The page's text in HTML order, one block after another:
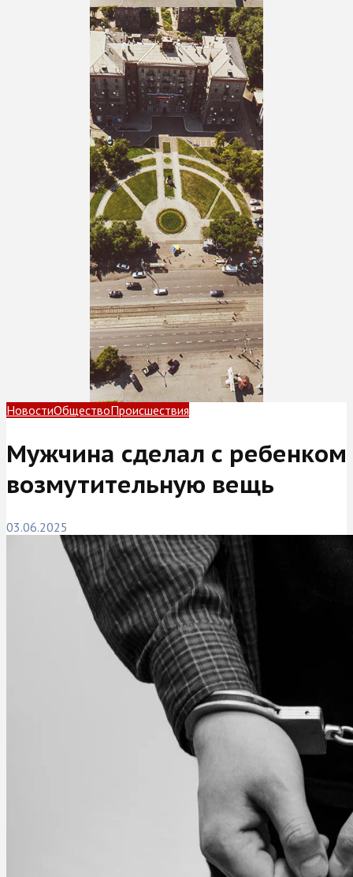
НовостиОбществоПроисшествия
Мужчина сделал с ребенком
возмутительную вещь
03.06.2025